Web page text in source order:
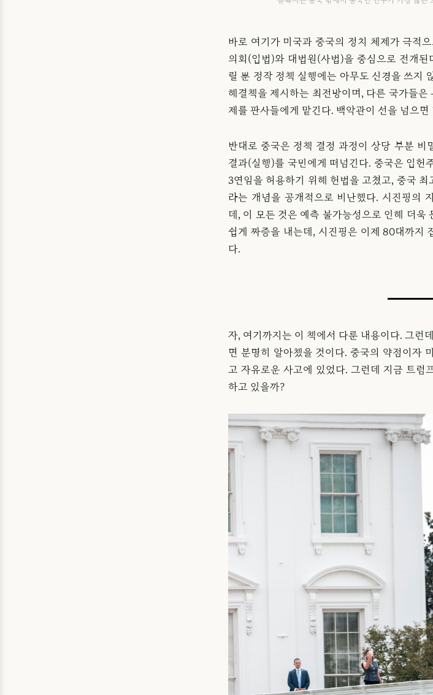
바로 여기가 미국과 중국의 정치 체제가 극적
의회(입법)와 대법원(사법)을 중심으로 전개
릴 뿐 정작 정책 실행에는 아무도 신경을 쓰지
해결책을 제시하는 최전방이며, 다른 국가들
제를 판사들에게 맡긴다. 백악관이 선을 넘으
반대로 중국은 정책 결정 과정이 상당 부분 비
결과(실행)를 국민에게 떠넘긴다. 중국은 입헌
3연임을 허용하기 위해 헌법을 고쳤고, 중국 최
라는 개념을 공개적으로 비난했다. 시진핑의
데, 이 모든 것은 예측 불가능성으로 인해 더욱
쉽게 짜증을 내는데, 시진핑은 이제 80대까지
다.
자, 여기까지는 이 책에서 다룬 내용이다. 그런
면 분명히 알아챘을 것이다. 중국의 약점이자
고 자유로운 사고에 있었다. 그런데 지금 트럼
하고 있을까?